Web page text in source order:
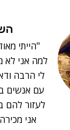
"הייתי
למה אני לא
לי הרבה
עם אנשים
לעזור להם
אני